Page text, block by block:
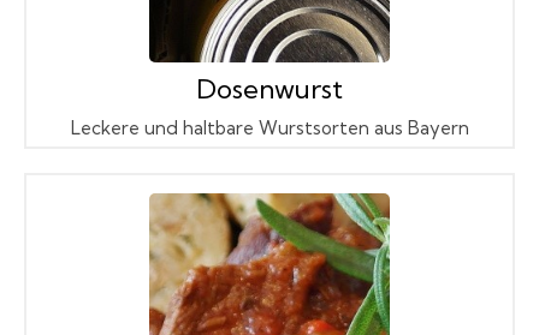
Dosenwurst
Leckere und haltbare Wurstsorten aus Bayern